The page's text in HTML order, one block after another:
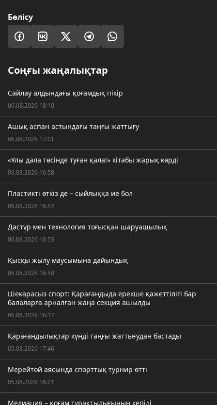
Бөлісу
Соңғы жаңалықтар
Сайлау алдындағы қоғамдық пікір
06.08.2026 18:10
Ашық аспан астындағы таңғы жаттығу
06.08.2026 17:01
«Ұлы дала төсінде туған қала!» кітабы жарық көрді
06.08.2026 16:58
Пластикті өткіз де – сыйлыққа ие бол
06.08.2026 16:54
Дәстүр мен технология тоғысқан шаруашылық
06.08.2026 16:53
Қысқы жылу маусымына дайындық
06.08.2026 16:50
Шекарасыз спорт: Қарағандыда ерекше қажеттілігі бар
балаларға арналған жаңа секция ашылды
06.08.2026 16:17
Қарағандылықтар күнді таңғы жаттығудан бастады
05.08.2026 17:46
Мерейтой аясында спорттық турнир өтті
05.08.2026 16:21
Медиация – қоғам тұрақтылығының кепілі